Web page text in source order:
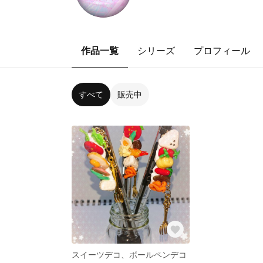
作品一覧 シリーズ プロフィール
すべて 販売中
スイーツデコ、ボールペンデコ